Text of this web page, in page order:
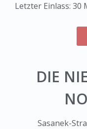
Letzter Einlass:
DIE
Sasanek-